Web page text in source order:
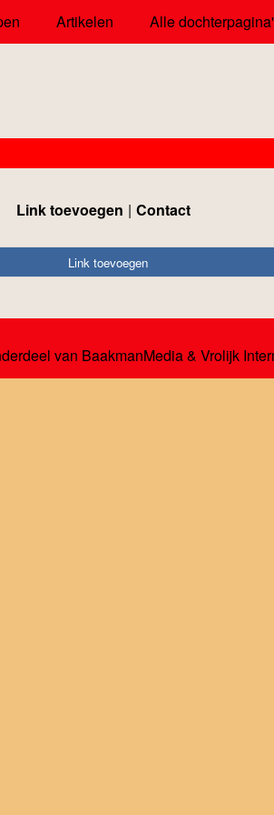
Artikelen Alle
Link toevoegen Contact
Link toevoegen
van BaakmanMedia& Vrolijk